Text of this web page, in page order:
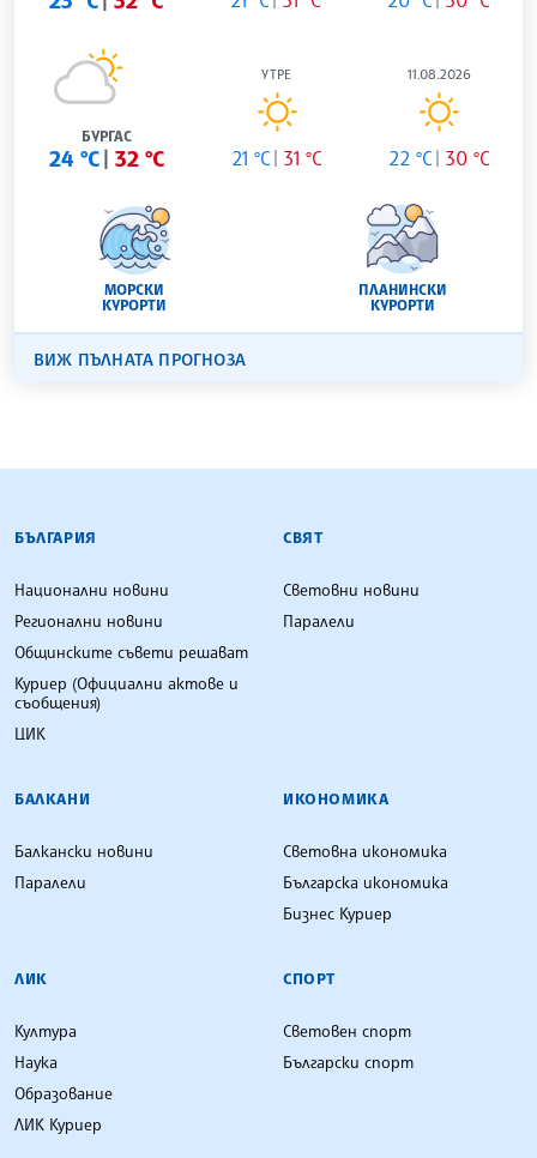
БУРГАС
24 °C 32 °C
УТРЕ
21 °C 31 °C
11.08.2026
22 °C 30 °C
МОРСКИ
КУРОРТИ
ПЛАНИНСКИ
КУРОРТИ
ВИЖ ПЪЛНАТА ПРОГНОЗА
БЪЛГАРСКА ТЕЛЕГРАФНА АГЕНЦИЯ
БЪЛГАРИЯ
Национални новини
Регионални новини
Общинските съвети решават
Куриер (Официални актове и
съобщения)
ЦИК
СВЯТ
Световни новини
Паралели
БАЛКАНИ
Балкански новини
Паралели
ИКОНОМИКА
Световна икономика
Българска икономика
Бизнес Куриер
ЛИК
Култура
Наука
Образование
ЛИК Куриер
СПОРТ
Световен спорт
Български спорт